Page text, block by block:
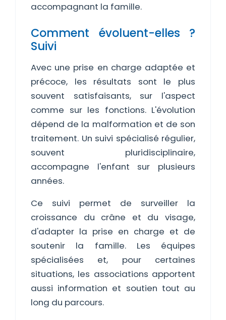
accompagnant la famille.
Comment évoluent-elles ?
Suivi
Avec une prise en charge adaptée et
précoce, les résultats sont le plus
souvent satisfaisants, sur l'aspect
comme sur les fonctions. L'évolution
dépend de la malformation et de son
traitement. Un suivi spécialisé régulier,
souvent pluridisciplinaire,
accompagne l'enfant sur plusieurs
années.
Ce suivi permet de surveiller la
croissance du crâne et du visage,
d'adapter la prise en charge et de
soutenir la famille. Les équipes
spécialisées et, pour certaines
situations, les associations apportent
aussi information et soutien tout au
long du parcours.